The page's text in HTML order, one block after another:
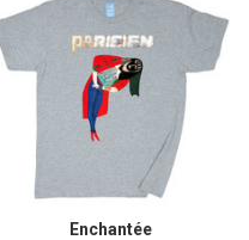
Enchantée